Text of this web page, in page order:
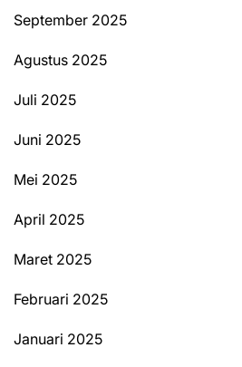
September 2025
Agustus 2025
Juli 2025
Juni 2025
Mei 2025
April 2025
Maret 2025
Februari 2025
Januari 2025